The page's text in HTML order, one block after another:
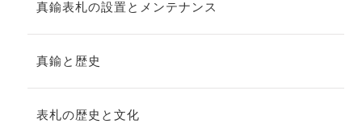
真鍮表札の設置とメンテナンス
真鍮と歴史
表札の歴史と文化